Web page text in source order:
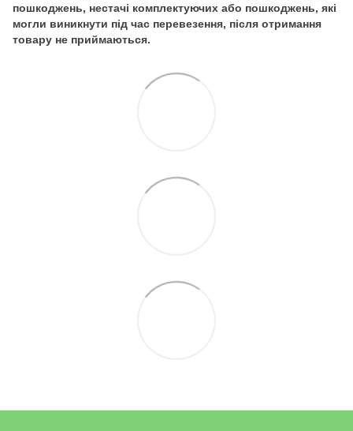
пошкоджень, нестачі комплектуючих або пошкоджень, які
могли виникнути під час перевезення, після отримання
товару не приймаються.